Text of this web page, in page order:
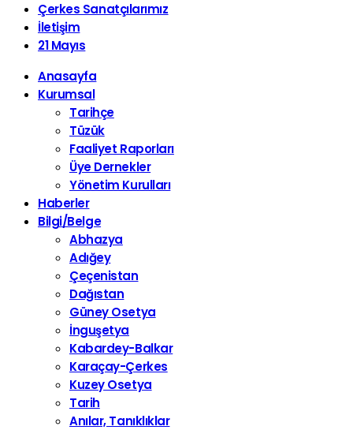
Çerkes Sanatçılarımız
İletişim
21 Mayıs
Anasayfa
Kurumsal
Tarihçe
Tüzük
Faaliyet Raporları
Üye Dernekler
Yönetim Kurulları
Haberler
Bilgi/Belge
Abhazya
Adığey
Çeçenistan
Dağıstan
Güney Osetya
İnguşetya
Kabardey-Balkar
Karaçay-Çerkes
Kuzey Osetya
Tarih
Anılar, Tanıklıklar